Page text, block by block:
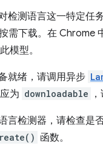
检测语言这一特定任
需下载。在 Chrome
模型。
就绪，请调用异步
为 downloadable
言检测器，请检查是
函数。